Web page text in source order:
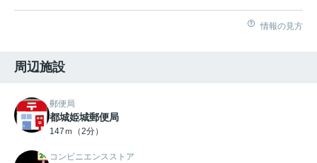
情報の見方
周辺施設
郵便局
都城姫城郵便局
147ｍ（2分）
コンビニエンスストア